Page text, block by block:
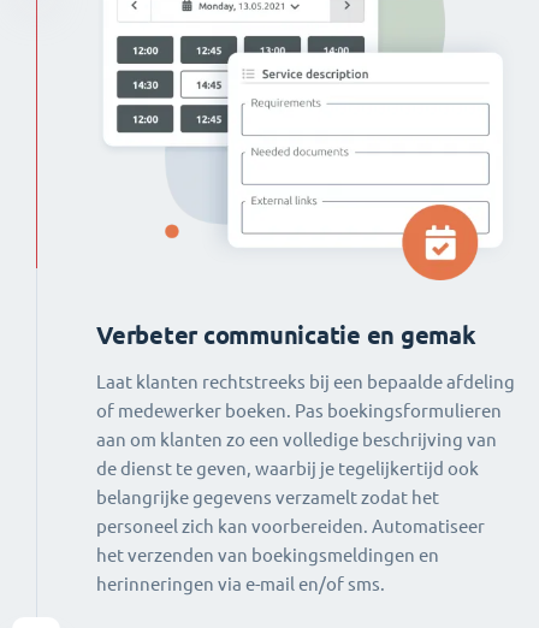
Verbeter communicatie en gemak
Laat klanten rechtstreeks bij een bepaalde afdeling
of medewerker boeken. Pas boekingsformulieren
aan om klanten zo een volledige beschrijving van
de dienst te geven, waarbij je tegelijkertijd ook
belangrijke gegevens verzamelt zodat het
personeel zich kan voorbereiden. Automatiseer
het verzenden van boekingsmeldingen en
herinneringen via e-mail en/of sms.